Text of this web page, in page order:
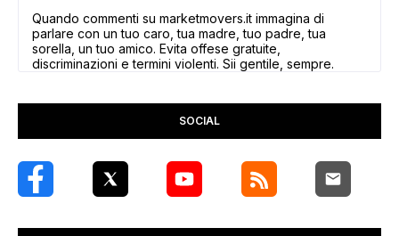
Quando commenti su marketmovers.it immagina di
parlare con un tuo caro, tua madre, tuo padre, tua
sorella, un tuo amico. Evita offese gratuite,
discriminazioni e termini violenti. Sii gentile, sempre.
SOCIAL